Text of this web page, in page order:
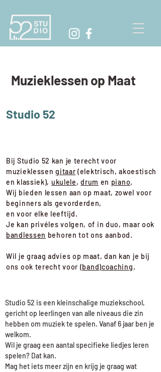
Muzieklessen op Maat
Studio 52
Bij Studio 52 kan je terecht voor
muzieklessengitaar (elektrisch, akoestisch
en klassiek), ukulele,drum en piano.
Wij bieden lessen aan op maat, zowel voor
beginners als gevorderden,
en voor elke leeftijd.
Je kan privéles volgen, of in duo, maar ook
bandlessen behoren tot ons aanbod.
Wil je graag advies op maat, dan kan je bij
ons ook terecht voor (band)coaching.
Studio 52 is een kleinschalige muziekschool,
gericht op leerlingen van alle niveaus die zin
hebben om muziek te spelen. Vanaf 6 jaar ben je
welkom.
Wil je graag een aantal specifieke liedjes leren
spelen? Dat kan.
Mag het iets meer zijn en krijg je graag wat